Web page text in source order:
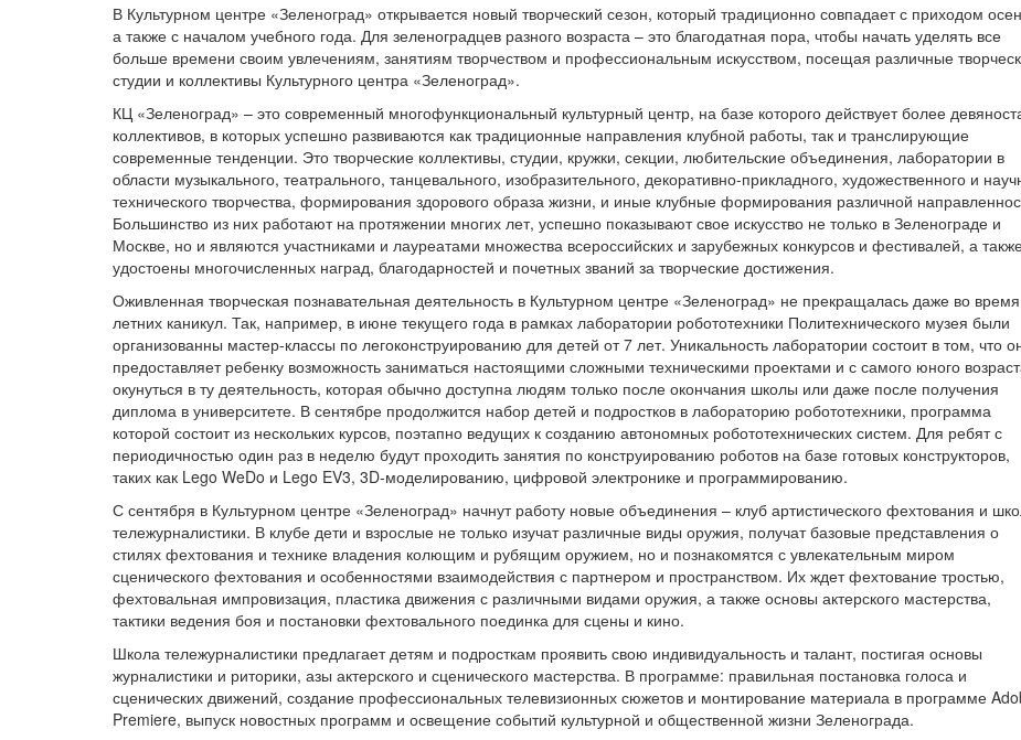
В Культурном центре «Зеленоград» открывается новый творческий сезон, который традиционно совпадает с приходом
а также с началом учебного года. Для зеленоградцев разного возраста – это благодатная пора, чтобы начать уделять все
больше времени своим увлечениям, занятиям творчеством и профессиональным искусством, посещая различные
студии и коллективы Культурного центра «Зеленоград».
КЦ «Зеленоград» – это современный многофункциональный культурный центр, на базе которого действует более
коллективов, в которых успешно развиваются как традиционные направления клубной работы, так и транслирующие
современные тенденции. Это творческие коллективы, студии, кружки, секции, любительские объединения, лаборатории в
области музыкального, театрального, танцевального, изобразительного, декоративно-прикладного, художественного и
технического творчества, формирования здорового образа жизни, и иные клубные формирования различной
Большинство из них работают на протяжении многих лет, успешно показывают свое искусство не только в Зеленограде и
Москве, но и являются участниками и лауреатами множества всероссийских и зарубежных конкурсов и фестивалей, а
удостоены многочисленных наград, благодарностей и почетных званий за творческие достижения.
Оживленная творческая познавательная деятельность в Культурном центре «Зеленоград» не прекращалась даже во время
летних каникул. Так, например, в июне текущего года в рамках лаборатории робототехники Политехнического музея были
организованны мастер-классы по легоконструированию для детей от 7 лет. Уникальность лаборатории состоит в том, что
предоставляет ребенку возможность заниматься настоящими сложными техническими проектами и с самого юного
окунуться в ту деятельность, которая обычно доступна людям только после окончания школы или даже после получения
диплома в университете. В сентябре продолжится набор детей и подростков в лабораторию робототехники, программа
которой состоит из нескольких курсов, поэтапно ведущих к созданию автономных робототехнических систем. Для ребят с
периодичностью один раз в неделю будут проходить занятия по конструированию роботов на базе готовых конструкторов,
таких как Lego WeDo и Lego EV3, 3D-моделированию, цифровой электронике и программированию.
С сентября в Культурном центре «Зеленоград» начнут работу новые объединения – клуб артистического фехтования и
тележурналистики. В клубе дети и взрослые не только изучат различные виды оружия, получат базовые представления о
стилях фехтования и технике владения колющим и рубящим оружием, но и познакомятся с увлекательным миром
сценического фехтования и особенностями взаимодействия с партнером и пространством. Их ждет фехтование тростью,
фехтовальная импровизация, пластика движения с различными видами оружия, а также основы актерского мастерства,
тактики ведения боя и постановки фехтовального поединка для сцены и кино.
Школа тележурналистики предлагает детям и подросткам проявить свою индивидуальность и талант, постигая основы
журналистики и риторики, азы актерского и сценического мастерства. В программе: правильная постановка голоса и
сценических движений, создание профессиональных телевизионных сюжетов и монтирование материала в программе
Premiere, выпуск новостных программ и освещение событий культурной и общественной жизни Зеленограда.